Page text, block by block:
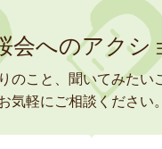
会へのアクシ
のこと、聞いてみたい
気軽にご相談ください。